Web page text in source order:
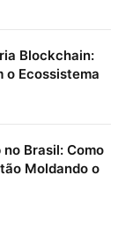
Blockchain:
o Ecossistema
Brasil: Como
Moldando o